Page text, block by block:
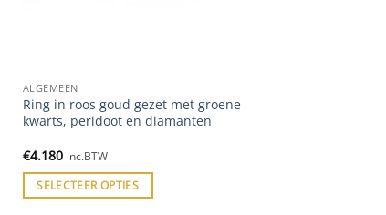
ALGEMEEN
Ring in roos goud gezet met groene
kwarts, peridoot en diamanten
€4.180 inc.BTW
SELECTEER OPTIES